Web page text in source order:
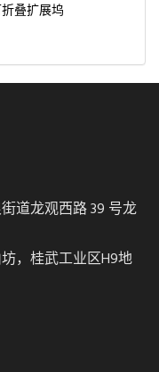
叠扩展坞
道龙观西路 39 号龙
，桂武工业区H9地